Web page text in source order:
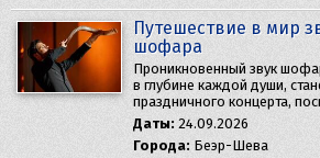
Путешествие в мир
шофара
Проникновенный звук
в глубине каждой души,
праздничного концерта,
Даты: 24.09.2026
Города: Беэр-Шева